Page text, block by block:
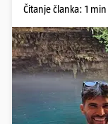
Čitanje članka: 1 min